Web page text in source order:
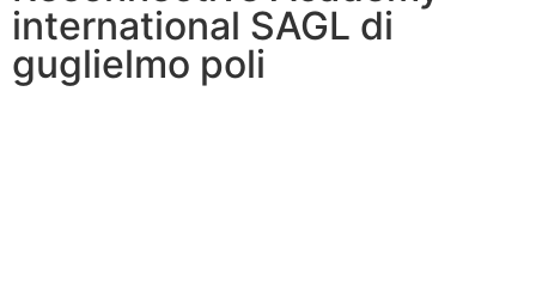
international SAGL di
guglielmo poli